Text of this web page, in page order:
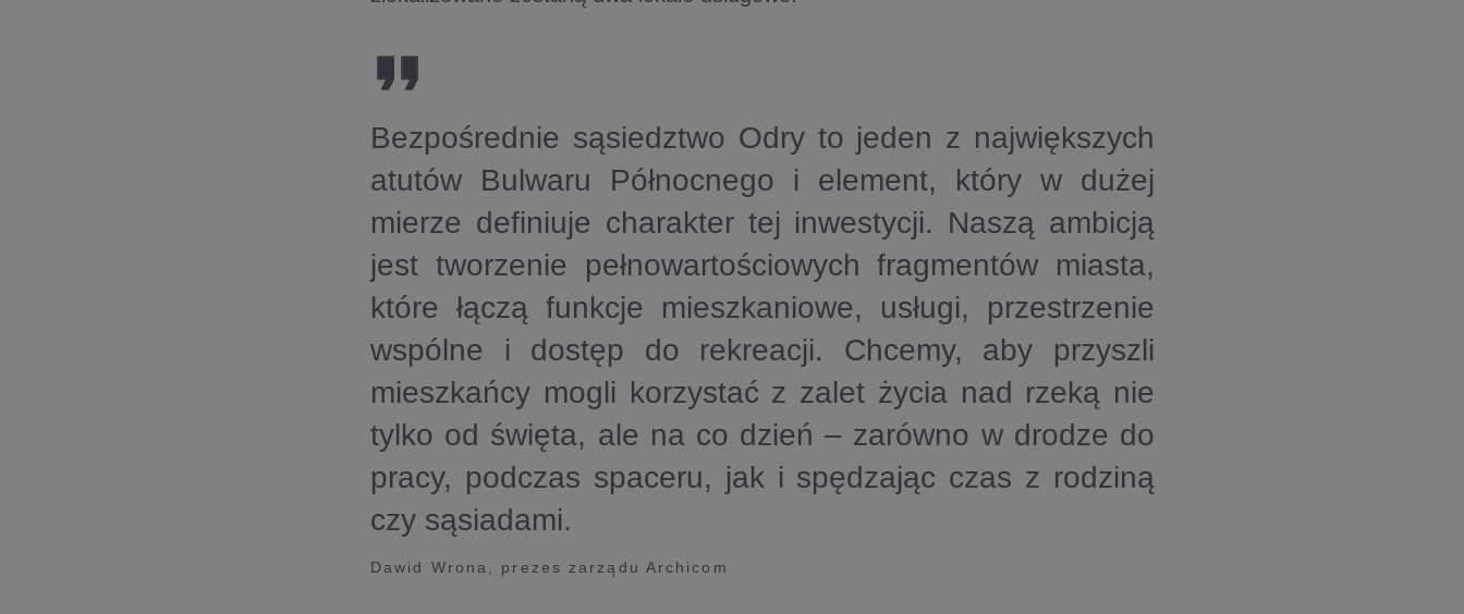
Bezpośrednie sąsiedztwo Odry to jeden z największych
atutów Bulwaru Północnego i element, który w dużej
mierze definiuje charakter tej inwestycji. Naszą ambicją
jest tworzenie pełnowartościowych fragmentów miasta,
które łączą funkcje mieszkaniowe, usługi, przestrzenie
wspólne i dostęp do rekreacji. Chcemy, aby przyszli
mieszkańcy mogli korzystać z zalet życia nad rzeką nie
tylko od święta, ale na co dzień – zarówno w drodze do
pracy, podczas spaceru, jak i spędzając czas z rodziną
czy sąsiadami.
Dawid Wrona, prezes zarządu Archicom